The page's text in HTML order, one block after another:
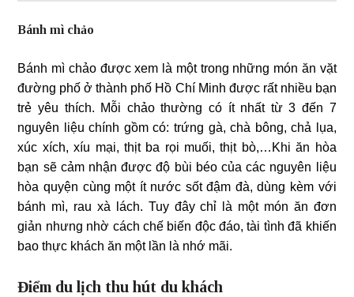
Bánh mì chảo
Bánh mì chảo được xem là một trong những món ăn vặt
đường phố ở thành phố Hồ Chí Minh được rất nhiều bạn
trẻ yêu thích. Mỗi chảo thường có ít nhất từ 3 đến 7
nguyên liệu chính gồm có: trứng gà, chà bông, chả lụa,
xúc xích, xíu mại, thịt ba rọi muối, thịt bò,…Khi ăn hòa
bạn sẽ cảm nhận được độ bùi béo của các nguyên liệu
hòa quyện cùng một ít nước sốt đậm đà, dùng kèm với
bánh mì, rau xà lách. Tuy đây chỉ là một món ăn đơn
giản nhưng nhờ cách chế biến độc đáo, tài tình đã khiến
bao thực khách ăn một lần là nhớ mãi.
Điểm du lịch thu hút du khách